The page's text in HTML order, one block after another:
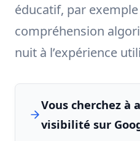
éducatif, par
compréhension
nuit à l’expérience
Vous cherchez à
visibilité sur